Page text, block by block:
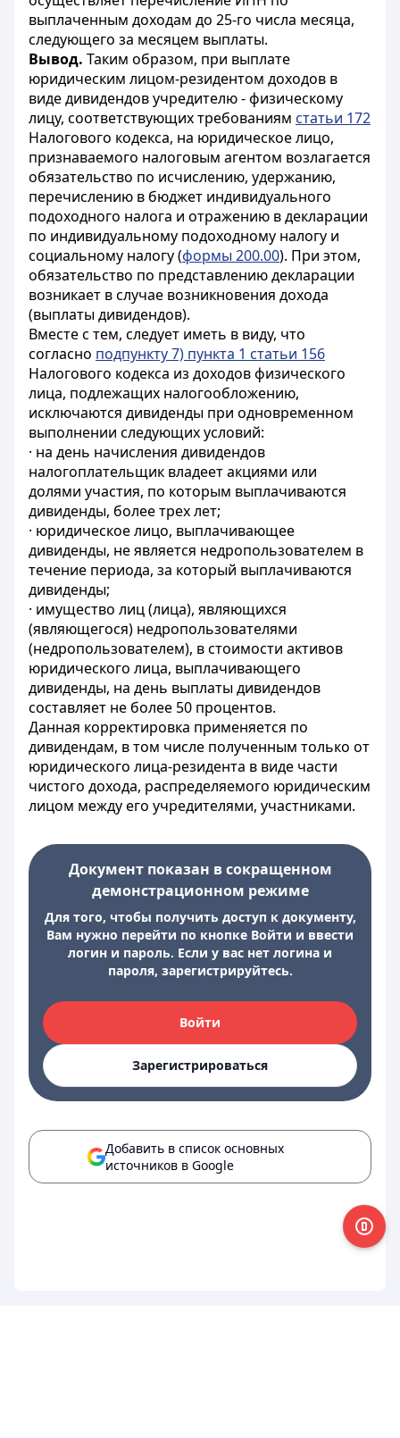
выплаченным доходам до 25-го числа месяца,
следующего за месяцем выплаты.
Вывод. Таким образом, при выплате
юридическим лицом-резидентом доходов в
виде дивидендов учредителю - физическому
лицу, соответствующих требованиям статьи 172
Налогового кодекса, на юридическое лицо,
признаваемого налоговым агентом возлагается
обязательство по исчислению, удержанию,
перечислению в бюджет индивидуального
подоходного налога и отражению в декларации
по индивидуальному подоходному налогу и
социальному налогу (формы 200.00). При этом,
обязательство по представлению декларации
возникает в случае возникновения дохода
(выплаты дивидендов).
Вместе с тем, следует иметь в виду, что
согласно подпункту 7) пункта 1 статьи 156
Налогового кодекса из доходов физического
лица, подлежащих налогообложению,
исключаются дивиденды при одновременном
выполнении следующих условий:
· на день начисления дивидендов
налогоплательщик владеет акциями или
долями участия, по которым выплачиваются
дивиденды, более трех лет;
· юридическое лицо, выплачивающее
дивиденды, не является недропользователем в
течение периода, за который выплачиваются
дивиденды;
· имущество лиц (лица), являющихся
(являющегося) недропользователями
(недропользователем), в стоимости активов
юридического лица, выплачивающего
дивиденды, на день выплаты дивидендов
составляет не более 50 процентов.
Данная корректировка применяется по
дивидендам, в том числе полученным только от
юридического лица-резидента в виде части
чистого дохода, распределяемого юридическим
лицом между его учредителями, участниками.
Документ показан в сокращенном
демонстрационном режиме
Для того, чтобы получить доступ к документу,
Вам нужно перейти по кнопке Войти и ввести
логин и пароль. Если у вас нет логина и
пароля, зарегистрируйтесь.
Войти
Зарегистрироваться
Добавить в список основных
источников в Google